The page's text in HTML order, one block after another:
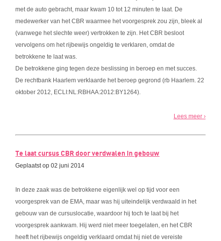
met de auto gebracht, maar kwam 10 tot 12 minuten te laat. De
medewerker van het CBR waarmee het voorgesprek zou zijn, bleek al
(vanwege het slechte weer) vertrokken te zijn. Het CBR besloot
vervolgens om het rijbewijs ongeldig te verklaren, omdat de
betrokkene te laat was.
De betrokkene ging tegen deze beslissing in beroep en met succes.
De rechtbank Haarlem verklaarde het beroep gegrond (rb Haarlem. 22
oktober 2012, ECLI:NL:RBHAA:2012:BY1264).
Lees meer ›
Te laat cursus CBR door verdwalen in gebouw
Geplaatst op 02 juni 2014
In deze zaak was de betrokkene eigenlijk wel op tijd voor een
voorgesprek van de EMA, maar was hij uiteindelijk verdwaald in het
gebouw van de cursuslocatie, waardoor hij toch te laat bij het
voorgesprek aankwam. Hij werd niet meer toegelaten, en het CBR
heeft het rijbewijs ongeldig verklaard omdat hij niet de vereiste